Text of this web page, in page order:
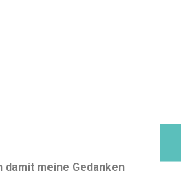
damit meine Gedanken